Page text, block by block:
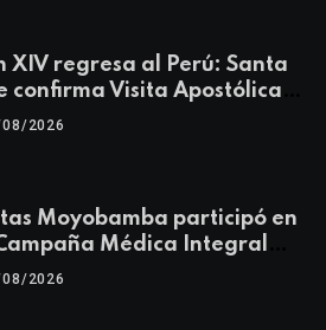
XIV regresa al Perú: Santa
confirma Visita Apostólica
al 17 de noviembre
2026
Moyobamba participó en
Médica Integral
llevando salud y
2026